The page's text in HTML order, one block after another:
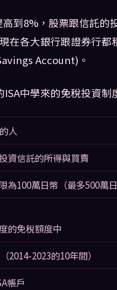
到8%，股票跟信託的
在各大銀行跟證券行都
Account)。
中學來的免稅投資制
人
資信託的所得與買賣
為100萬日幣（最多500萬日
的免稅額度中
2014-2023的10年間）
帳戶